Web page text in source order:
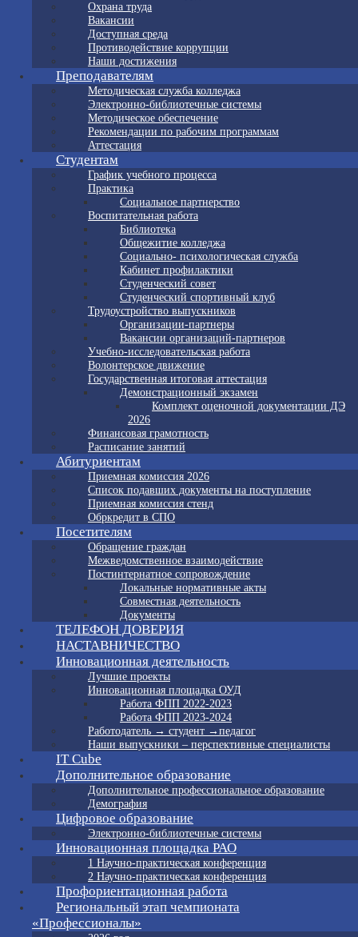
Охрана труда
Вакансии
Доступная среда
Противодействие коррупции
Наши достижения
Преподавателям
Методическая служба колледжа
Электронно-библиотечные системы
Методическое обеспечение
Рекомендации по рабочим программам
Аттестация
Студентам
График учебного процесса
Практика
Социальное партнерство
Воспитательная работа
Библиотека
Общежитие колледжа
Социально- психологическая служба
Кабинет профилактики
Студенческий совет
Студенческий спортивный клуб
Трудоустройство выпускников
Организации-партнеры
Вакансии организаций-партнеров
Учебно-исследовательская работа
Волонтерское движение
Государственная итоговая аттестация
Демонстрационный экзамен
Комплект оценочной документации ДЭ
2026
Финансовая грамотность
Расписание занятий
Абитуриентам
Приемная комиссия 2026
Список подавших документы на поступление
Приемная комиссия стенд
Обркредит в СПО
Посетителям
Обращение граждан
Межведомственное взаимодействие
Постинтернатное сопровождение
Локальные нормативные акты
Совместная деятельность
Документы
ТЕЛЕФОН ДОВЕРИЯ
НАСТАВНИЧЕСТВО
Инновационная деятельность
Лучшие проекты
Инновационная площадка ОУД
Работа ФПП 2022-2023
Работа ФПП 2023-2024
Работодатель → студент →педагог
Наши выпускники – перспективные специалисты
IT Cube
Дополнительное образование
Дополнительное профессиональное образование
Демография
Цифровое образование
Электронно-библиотечные системы
Инновационная площадка РАО
1 Научно-практическая конференция
2 Научно-практическая конференция
Профориентационная работа
Региональный этап чемпионата
«Профессионалы»